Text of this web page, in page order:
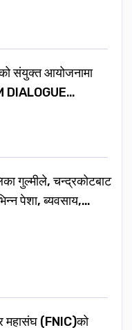
संयुक्त आयोजनामा
DIALOGUE…
गुल्मीले, चन्द्रकोटबाट
पेशा, ब्यवसाय,…
महासंघ (FNIC)को